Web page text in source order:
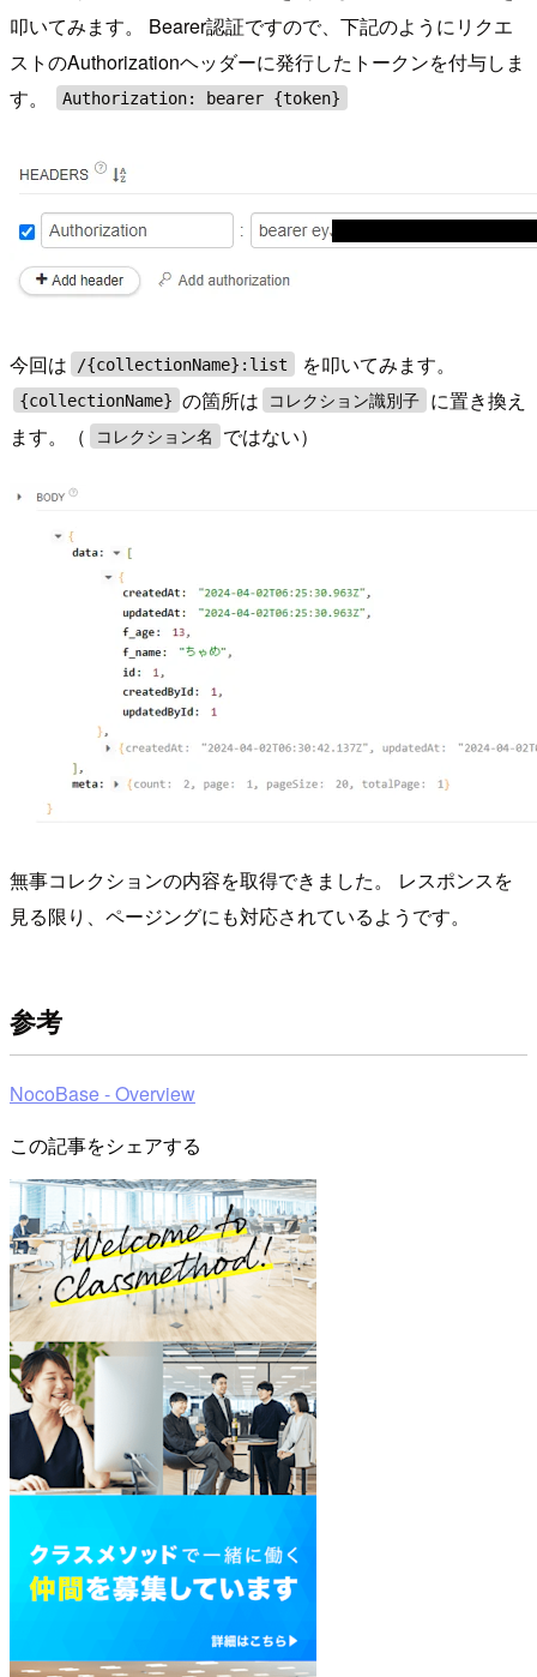
叩いてみます。 Bearer認証ですので、下記のようにリクエ
ストのAuthorizationヘッダーに発行したトークンを付与しま
す。
Authorization: bearer {token}
今回は /{collectionName}:list を叩いてみます。
{collectionName} の箇所は コレクション識別子
に置き換え
ます。（
コレクション名 ではない）
無事コレクションの内容を取得できました。 レスポンスを
見る限り、ページングにも対応されているようです。
参考
NocoBase - Overview
この記事をシェアする